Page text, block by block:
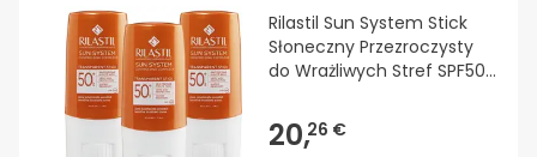
Rilastil Sun System Stick
Słoneczny Przezroczysty
do Wrażliwych Stref SPF50+
20,26 €